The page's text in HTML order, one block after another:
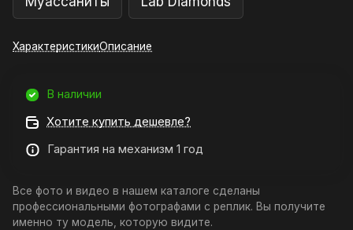
ХарактеристикиОписание
В наличии
Хотите купить дешевле?
Гарантия на механизм 1 год
Все фото и видео в нашем каталоге сделаны
профессиональными фотографами с реплик. Вы получите
именно ту модель, которую видите.